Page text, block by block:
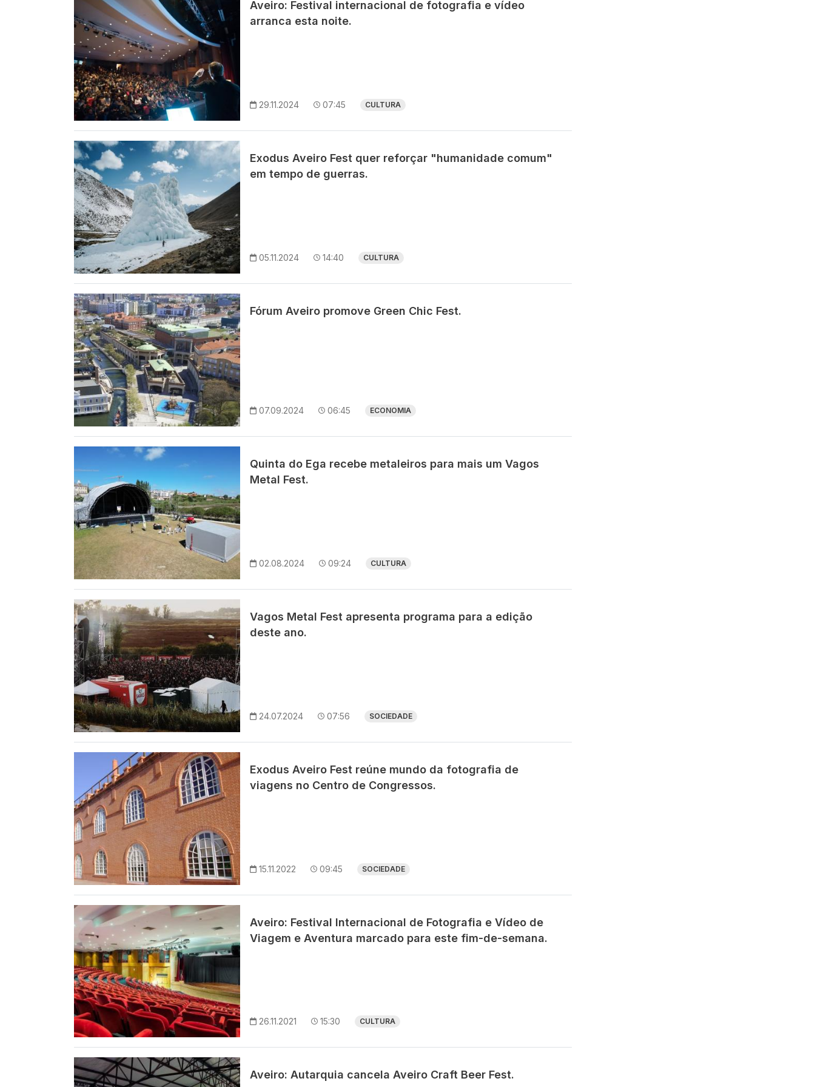
Aveiro: Festival internacional de fotografia e vídeo
arranca esta noite.
29.11.2024 07:45 CULTURA
Imagem
Exodus Aveiro Fest quer reforçar "humanidade comum"
em tempo de guerras.
05.11.2024 14:40 CULTURA
Imagem
Fórum Aveiro promove Green Chic Fest.
07.09.2024 06:45 ECONOMIA
Quinta do Ega recebe metaleiros para mais um Vagos
Metal Fest.
02.08.2024 09:24 CULTURA
Imagem
Vagos Metal Fest apresenta programa para a edição
deste ano.
24.07.2024 07:56 SOCIEDADE
Exodus Aveiro Fest reúne mundo da fotografia de
viagens no Centro de Congressos.
15.11.2022 09:45 SOCIEDADE
Imagem
Aveiro: Festival Internacional de Fotografia e Vídeo de
Viagem e Aventura marcado para este fim-de-semana.
26.11.2021 15:30 CULTURA
Imagem
Aveiro: Autarquia cancela Aveiro Craft Beer Fest.